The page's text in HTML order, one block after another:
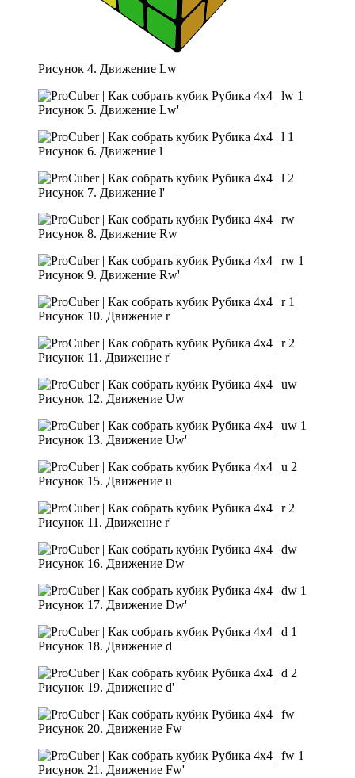
Рисунок 4. Движение Lw
Рисунок 5. Движение Lw'
Рисунок 6. Движение l
Рисунок 7. Движение l'
Рисунок 8. Движение Rw
Рисунок 9. Движение Rw'
Рисунок 10. Движение r
Рисунок 11. Движение r'
Рисунок 12. Движение Uw
Рисунок 13. Движение Uw'
Рисунок 15. Движение u
Рисунок 11. Движение r'
Рисунок 16. Движение Dw
Рисунок 17. Движение Dw'
Рисунок 18. Движение d
Рисунок 19. Движение d'
Рисунок 20. Движение Fw
Рисунок 21. Движение Fw'